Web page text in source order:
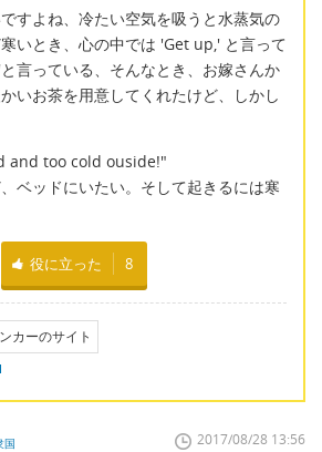
すよね、冷たい空気を吸うと水蒸気の
いとき、心の中では 'Get up,' と言って
言っている、そんなとき、お嫁さんか
いお茶を用意してくれたけど、しかし
and too cold ouside!"
ベッドにいたい。そして起きるには寒
役に立った 8
カーのサイト
国 2017/08/28 13:56